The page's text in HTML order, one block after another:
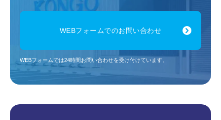
WEBフォームでのお問い合わせ
WEBフォームでは24時間お問い合わせを受け付けています。